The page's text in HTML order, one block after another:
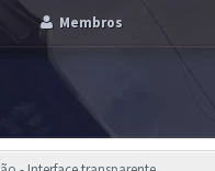
Membros